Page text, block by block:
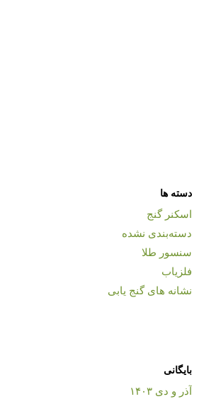
دسته ها
اسکنر گنج
دسته‌بندی نشده
سنسور طلا
فلزیاب
نشانه های گنج یابی
بایگانی
آذر و دی ۱۴۰۳